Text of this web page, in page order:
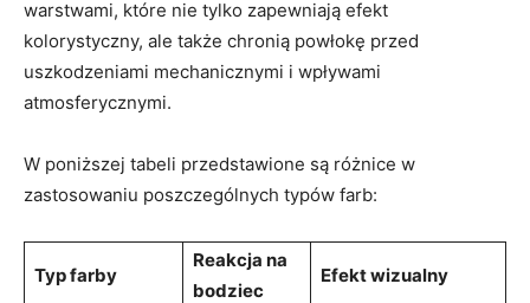
warstwami, które nie tylko zapewniają efekt
kolorystyczny, ale także chronią powłokę przed
uszkodzeniami mechanicznymi i wpływami
atmosferycznymi.
W poniższej tabeli przedstawione są różnice w
zastosowaniu poszczególnych typów farb:
Typ farby
Reakcja na
bodziec
Efekt wizualny